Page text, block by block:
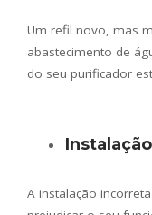
Um refil novo, mas
abastecimento de
do seu purificador
A instalação